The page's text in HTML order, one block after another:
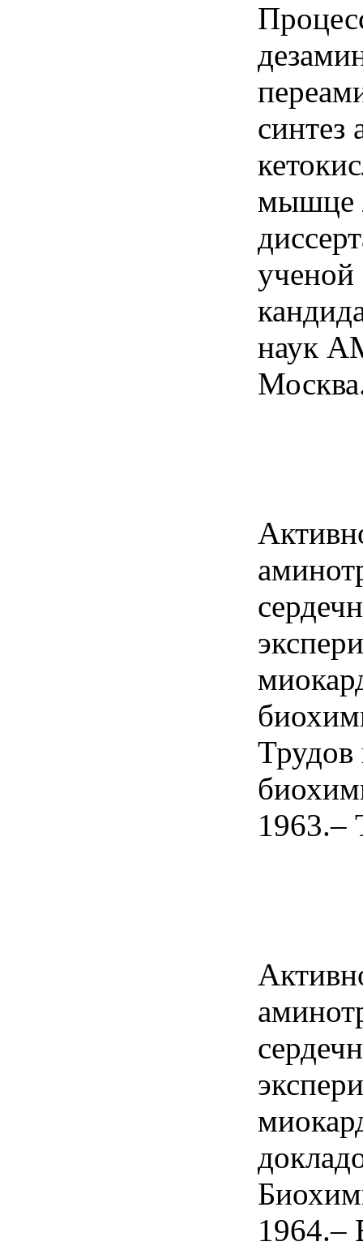
синтез
мышце
ученой
наук
Трудов
1963.–